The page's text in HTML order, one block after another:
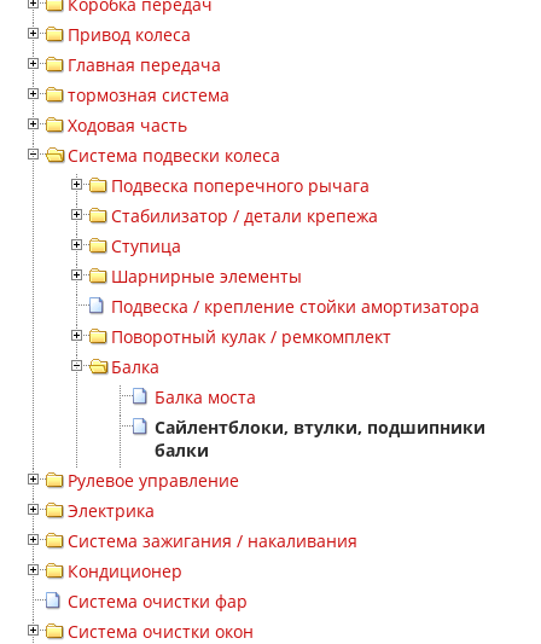
Привод колеса
Главная передача
тормозная система
Ходовая часть
Система подвески колеса
Подвеска поперечного рычага
Стабилизатор / детали крепежа
Ступица
Шарнирные элементы
Подвеска / крепление стойки амортизатора
Поворотный кулак / ремкомплект
Балка
Балка моста
Сайлентблоки, втулки, подшипники
балки
Рулевое управление
Электрика
Система зажигания / накаливания
Кондиционер
Система очистки фар
Система очистки окон